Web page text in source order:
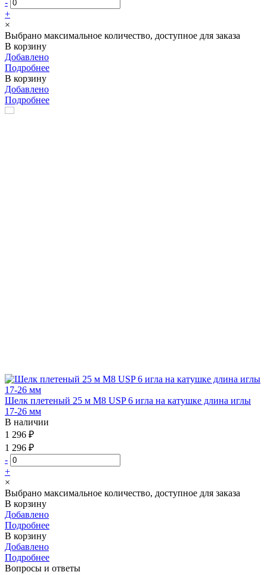
+
×
Выбрано максимальное количество, доступное для заказа
В корзину
Добавлено
Подробнее
В корзину
Добавлено
Подробнее
Шелк плетеный 25 м М8 USP 6 игла на катушке длина иглы
17-26 мм
В наличии
1 296 ₽
1 296 ₽
-
+
×
Выбрано максимальное количество, доступное для заказа
В корзину
Добавлено
Подробнее
В корзину
Добавлено
Подробнее
Вопросы и ответы